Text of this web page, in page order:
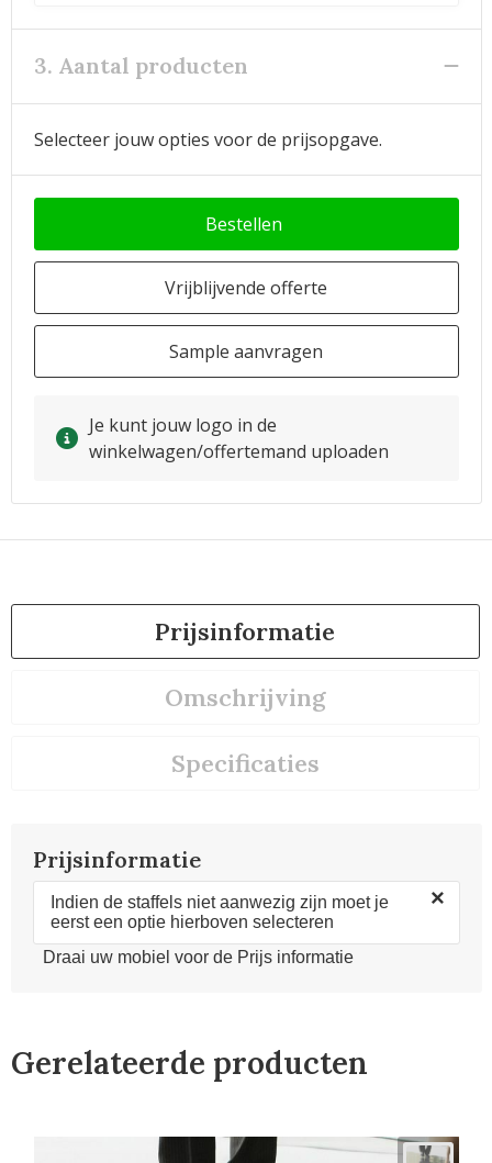
3. Aantal producten
Selecteer jouw opties voor de prijsopgave.
Bestellen
Vrijblijvende offerte
Sample aanvragen
Je kunt jouw logo in de
winkelwagen/offertemand uploaden
Prijsinformatie
Omschrijving
Specificaties
Prijsinformatie
Indien de staffels niet aanwezig zijn moet je
eerst een optie hierboven selecteren
×
Draai uw mobiel voor de Prijs informatie
Gerelateerde producten